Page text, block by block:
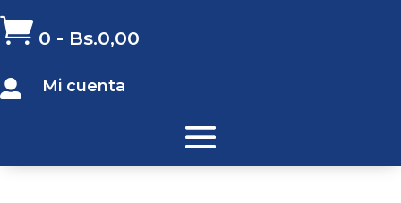
 0 - Bs.0,00
 Mi cuenta